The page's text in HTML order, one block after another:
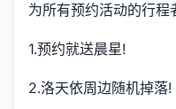
为所有预约活动的行
1.预约就送晨星!
2.洛天依周边随机掉落!